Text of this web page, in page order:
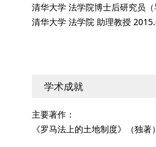
清华大学 法学院博士后研究员
清华大学 法学院 助理教授
学术成就
主要著作：
《罗马法上的土地制度》（独